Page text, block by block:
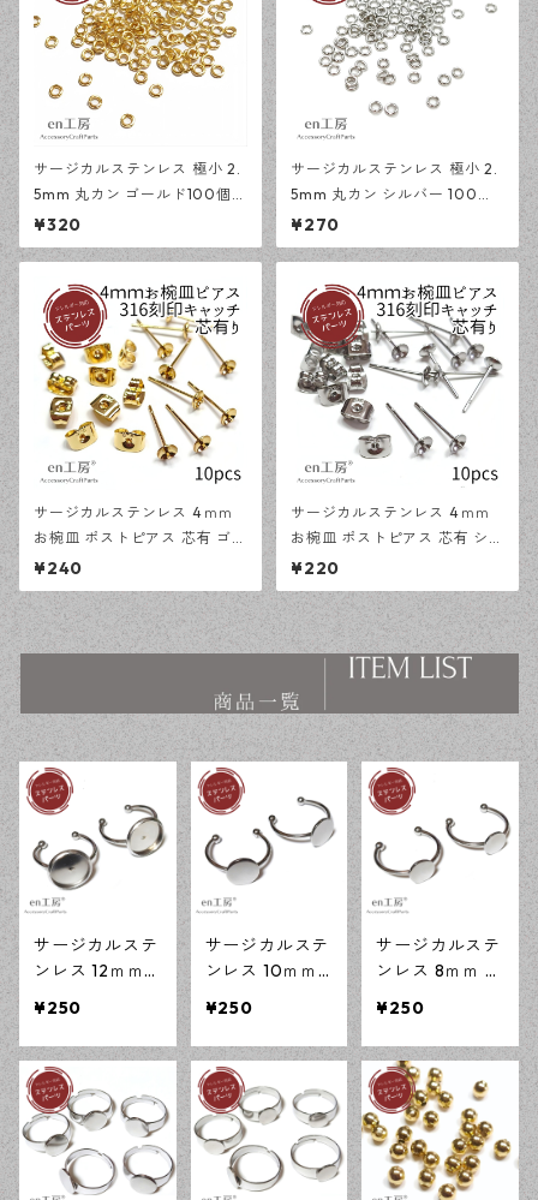
サージカルステンレス 極小 2.
5mm 丸カン ゴールド100個
アレルギー対応 基礎パーツ ハ
ンドメイド資材 【en工房】
¥320
サージカルステンレス 極小 2.
5mm 丸カン シルバー 100個
アレルギー対応 基礎パーツ ハ
ンドメイド資材 【en工房】
¥270
サージカルステンレス 4ｍｍ
お椀皿 ポストピアス 芯有 ゴー
ルド 10ピース 316刻印キャッ
チセット アレルギー対応 ピア
ス ハンドメイド資材 【en工
房】
¥240
サージカルステンレス 4ｍｍ
お椀皿 ポストピアス 芯有 シル
バー 10ピース 316刻印キャッ
チセット アレルギー対応 ピア
ス ハンドメイド資材 【en工
房】
¥220
サージカルステ
ンレス 12ｍｍ
プンリング台
シルバー 2個 ア
レルギー対応
アクセサリーパ
ーツ ハンドメ
イド資材 【en
工房】
¥250
サージカルステ
ンレス 10ｍｍ
リング台 シル
バー 2個 アレル
ギー対応 アク
セサリーパーツ
ハンドメイド資
材 【en工房】
¥250
サージカルステ
ンレス 8ｍｍ 平
ング台 シルバ
ー 2個 アレルギ
ー対応 アクセ
サリーパーツ
ハンドメイド資
材 【en工房】
¥250